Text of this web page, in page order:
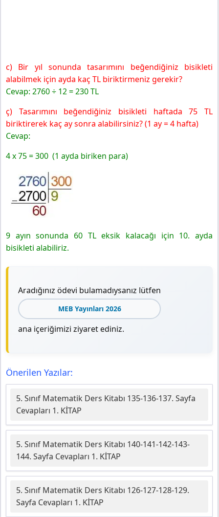
c) Bir yıl sonunda tasarımını beğendiğiniz bisikleti
alabilmek için ayda kaç TL biriktirmeniz gerekir?
Cevap: 2760 ÷ 12 = 230 TL
ç) Tasarımını beğendiğiniz bisikleti haftada 75 TL
biriktirerek kaç ay sonra alabilirsiniz? (1 ay = 4 hafta)
Cevap:
4 x 75 = 300 (1 ayda biriken para)
9 ayın sonunda 60 TL eksik kalacağı için 10. ayda
bisikleti alabiliriz.
Aradığınız ödevi bulamadıysanız lütfen
MEB Yayınları 2026
ana içeriğimizi ziyaret ediniz.
Önerilen Yazılar:
5. Sınıf Matematik Ders Kitabı 135-136-137. Sayfa
Cevapları 1. KİTAP
5. Sınıf Matematik Ders Kitabı 140-141-142-143-
144. Sayfa Cevapları 1. KİTAP
5. Sınıf Matematik Ders Kitabı 126-127-128-129.
Sayfa Cevapları 1. KİTAP